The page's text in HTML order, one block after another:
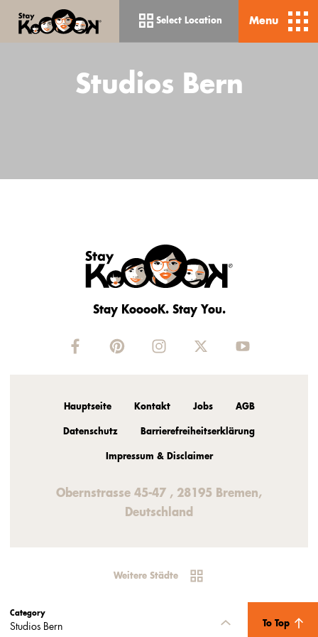
Select Location Menu
Studios Bern
Category
To Top
Stay KooooK. Stay You.
Hauptseite Kontakt Jobs AGB
Datenschutz Barrierefreiheitserklärung
Impressum & Disclaimer
Obernstrasse 45-47 , 28195 Bremen,
Deutschland
Weitere Städte